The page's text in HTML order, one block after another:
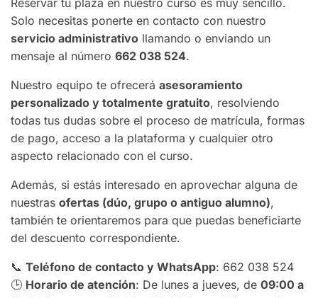
Solo necesitas ponerte en contacto con nuestro
servicio administrativo llamando o enviando un
mensaje al número 662 038 524.
Nuestro equipo te ofrecerá asesoramiento
personalizado y totalmente gratuito, resolviendo
todas tus dudas sobre el proceso de matrícula, formas
de pago, acceso a la plataforma y cualquier otro
aspecto relacionado con el curso.
Además, si estás interesado en aprovechar alguna de
nuestras ofertas (dúo, grupo o antiguo alumno),
también te orientaremos para que puedas beneficiarte
del descuento correspondiente.
📞 Teléfono de contacto y WhatsApp: 662 038 524
🕒 Horario de atención: De lunes a jueves, de 09:00 a